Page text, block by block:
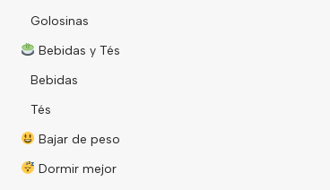
Golosinas
Bebidas y Tés
Bebidas
Tés
Bajar de peso
Dormir mejor